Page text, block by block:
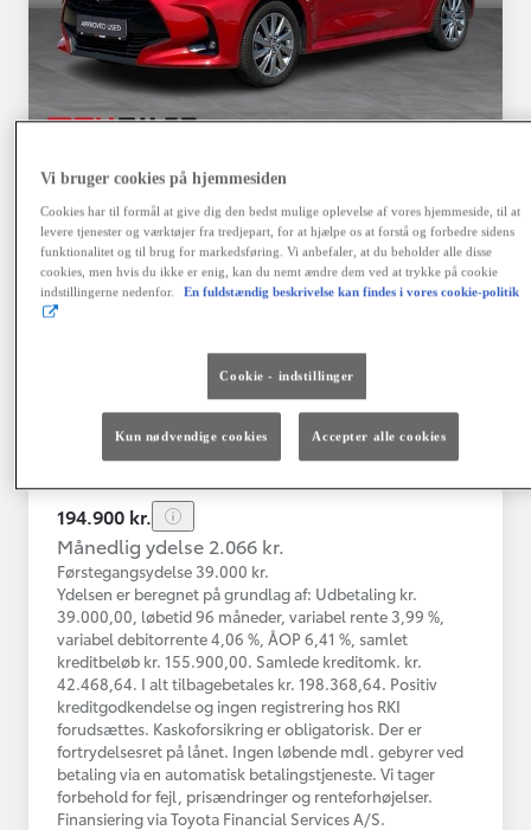
Toyota Yaris
Yaris 4A Hatchback 1.5 hybrid (116 hk) aut. gear Active -
Nykøbing Mors
HYBRID
43.000 km
Hybrid Benzin
Geartype
Automatisk
gearkasse
Vis mere
194.900 kr.
Månedlig ydelse 2.066 kr.
Førstegangsydelse 39.000 kr.
Ydelsen er beregnet på grundlag af: Udbetaling kr.
39.000,00, løbetid 96 måneder, variabel rente 3,99 %,
variabel debitorrente 4,06 %, ÅOP 6,41 %, samlet
kreditbeløb kr. 155.900,00. Samlede kreditomk. kr.
42.468,64. I alt tilbagebetales kr. 198.368,64. Positiv
kreditgodkendelse og ingen registrering hos RKI
forudsættes. Kaskoforsikring er obligatorisk. Der er
fortrydelsesret på lånet. Ingen løbende mdl. gebyrer ved
betaling via en automatisk betalingstjeneste. Vi tager
forbehold for fejl, prisændringer og renteforhøjelser.
Finansiering via Toyota Financial Services A/S.
Vi bruger cookies på hjemmesiden
Cookies har til formål at give dig den bedst mulige oplevelse af vores hjemmeside, til at
levere tjenester og værktøjer fra tredjepart, for at hjælpe os at forstå og forbedre sidens
funktionalitet og til brug for markedsføring. Vi anbefaler, at du beholder alle disse
cookies, men hvis du ikke er enig, kan du nemt ændre dem ved at trykke på cookie
indstillingerne nedenfor.
En fuldstændig beskrivelse kan findes i vores cookie-politik
Cookie - indstillinger
Kun nødvendige cookies Accepter alle cookies